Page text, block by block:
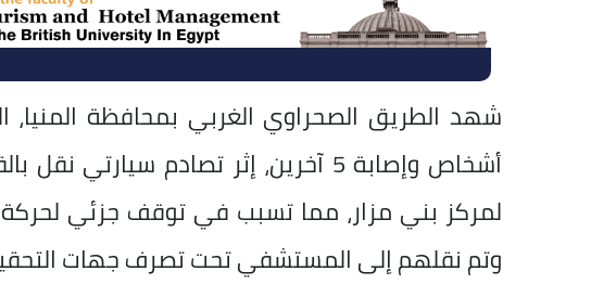
أشخاص وإصابة 5 آخرين، إثر تصادم
لمركز بني مزار، مما تسبب في توقف جزئي لحركة
وتم نقلهم إلى المستشفي تحت تصرف جهات